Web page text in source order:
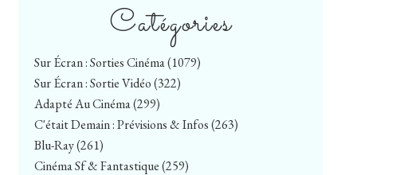
Catégories
Sur Écran : Sorties Cinéma(1079)
Sur Écran : Sortie Vidéo(322)
Adapté Au Cinéma(299)
C'était Demain : Prévisions & Infos(263)
Blu-Ray(261)
Cinéma Sf & Fantastique(259)